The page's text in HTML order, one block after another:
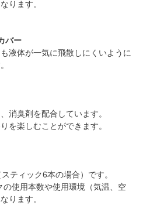
ります。
バー
液体が一気に飛散しにくいように
消臭剤を配合しています。
を楽しむことができます。
ティック6本の場合）です。
使用本数や使用環境（気温、空
ります。